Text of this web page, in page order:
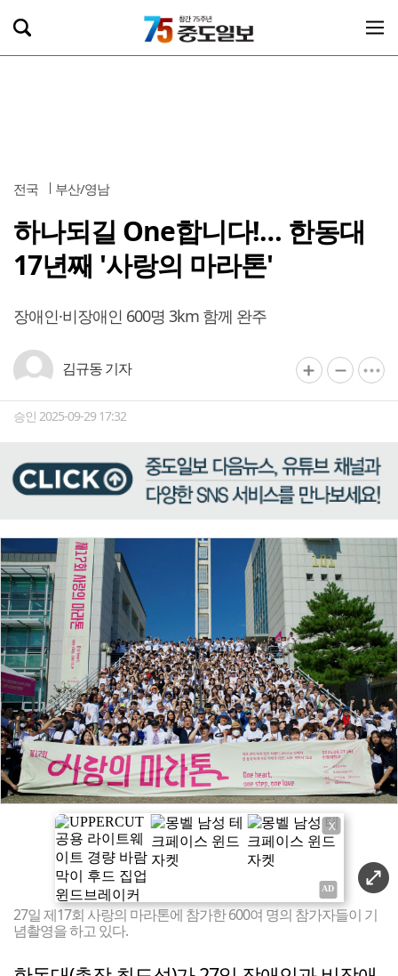
전국 부산/영남
하나되길 One합니다!… 한동대
17년째 '사랑의 마라톤'
장애인·비장애인 600명 3km 함께 완주
김규동 기자
승인 2025-09-29 17:32
X
27일 제17회 사랑의 마라톤에 참가한 600여 명의 참가자들이 기
념촬영을 하고 있다.